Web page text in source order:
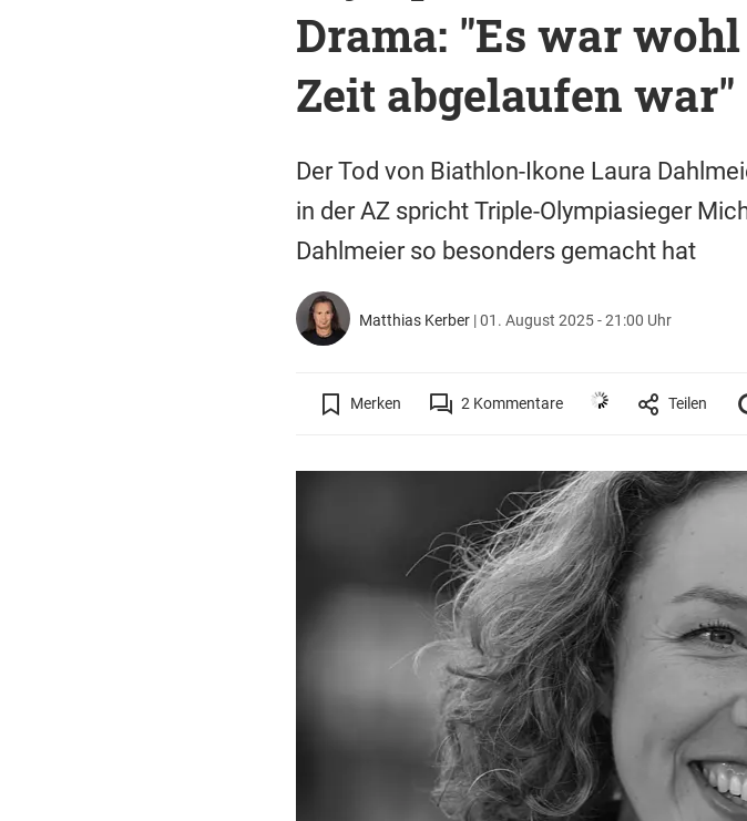
Drama: "Es war
Zeit abgelaufen war"
Der Tod von Biathlon-Ikone Laura
in der AZ spricht Triple-Olympiasieger
Dahlmeier so besonders gemacht hat
Matthias Kerber |01. August 2025 - 21:00 Uhr
Merken 2Kommentare Teilen